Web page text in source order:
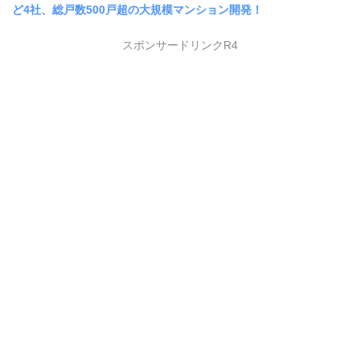
ど4社、総戸数500戸超の大規模マンション開発！
スポンサードリンクR4